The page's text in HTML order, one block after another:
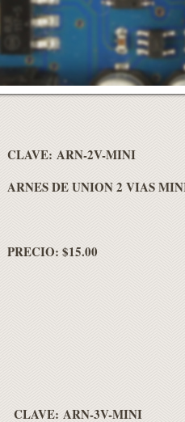
CLAVE: ARN-2V-MINI
ARNES DE UNION 2 VIAS
PRECIO: $15.00
CLAVE: ARN-3V-MINI